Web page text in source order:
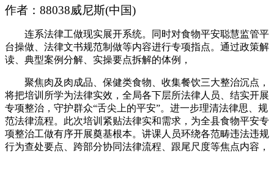
作者：88038威尼斯(中国)
连系法律工做现实展开系统。同时对食物平安聪慧监管平
台操做、法律文书规范制做等内容进行专项指点。通过政策解
读、典型案例分解、实操要点拆解的体例，
聚焦肉及肉成品、保健类食物、收集餐饮三大整治沉点，
将把培训所学为法律实效，全局各下层所法律人员、结实开展
专项整治，守护群众“舌尖上的平安”。进一步理清法律思、规
范法律流程。此次培训紧贴法律实和需求，为全县食物平安专
项整治工做有序开展奠基根本。讲课人员环绕各范畴违法违规
行为查处要点、跨部分协同法律流程、跟尾尺度等焦点内容，